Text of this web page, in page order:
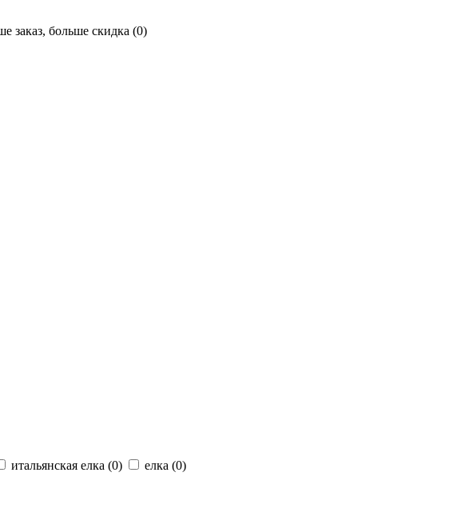
заказ, больше скидка (0)
итальянская елка (0) елка (0)